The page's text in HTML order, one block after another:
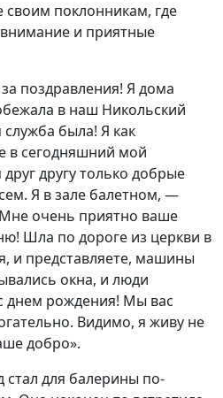
своим поклонникам, где
внимание и приятные
поздравления! Я дома
в наш Никольский
служба была! Я как
в сегодняшний мой
другу только добрые
Я в зале балетном, —
очень приятно ваше
Шла по дороге из церкви в
и представляете, машины
окна, и люди
днем рождения! Мы вас
Видимо, я живу не
добро».
стал для балерины по-